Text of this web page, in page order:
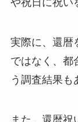
や祝日に祝い
実際に、還暦
ではなく、都
う調査結果も
また、還暦祝